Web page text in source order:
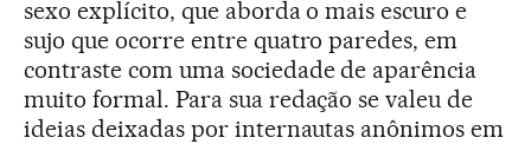
sexo explícito, que aborda o mais escuro e
sujo que ocorre entre quatro paredes, em
contraste com uma sociedade de aparência
muito formal. Para sua redação se valeu de
ideias deixadas por internautas anônimos em